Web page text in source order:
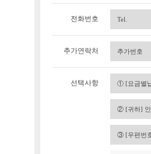
전화번호
추가연락처
선택사항